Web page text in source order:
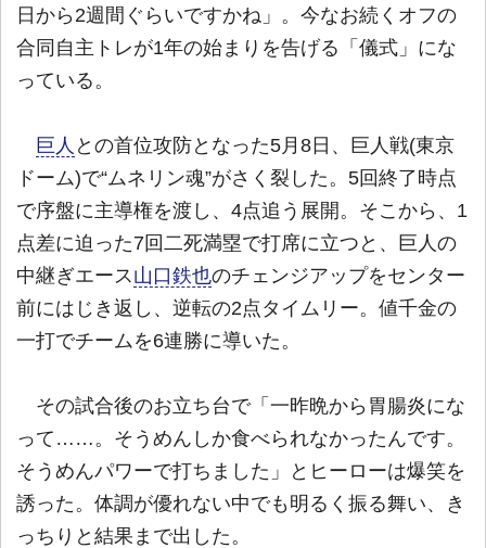
日から2週間ぐらいですかね」。今なお続くオフの
合同自主トレが1年の始まりを告げる「儀式」にな
っている。
巨人 との首位攻防となった5月8日、巨人戦(東京
ドーム)で“ムネリン魂”がさく裂した。5回終了時点
で序盤に主導権を渡し、4点追う展開。そこから、1
点差に迫った7回二死満塁で打席に立つと、巨人の
中継ぎエース 山口鉄也のチェンジアップをセンター
前にはじき返し、逆転の2点タイムリー。値千金の
一打でチームを6連勝に導いた。
その試合後のお立ち台で「一昨晩から胃腸炎にな
って……。そうめんしか食べられなかったんです。
そうめんパワーで打ちました」とヒーローは爆笑を
誘った。体調が優れない中でも明るく振る舞い、き
っちりと結果まで出した。